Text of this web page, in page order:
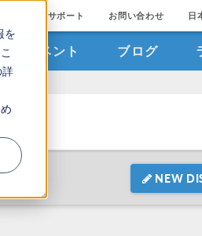
を
詳
サポート お問い合わせ 日
イベント ブログ
NEW